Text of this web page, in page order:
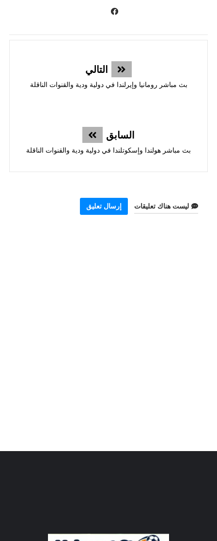
التالي
بث مباشر رومانيا وإيرلندا في دولية ودية والقنوات الناقلة
السابق
بث مباشر هولندا وإسكوتلندا في دولية ودية والقنوات الناقلة
ليست هناك تعليقات إرسال تعليق